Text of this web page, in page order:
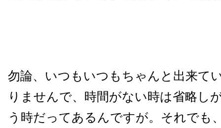
勿論、いつもいつもちゃんと出来て
りませんで、時間がない時は省略し
う時だってあるんですが。それでも